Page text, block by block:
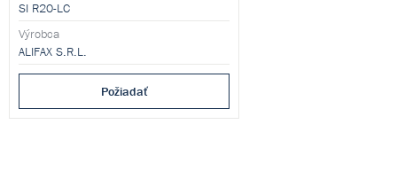
je k dispozici již za 5 minut.
SI R20-LC
Výrobca
ALIFAX S.R.L.
Požiadať